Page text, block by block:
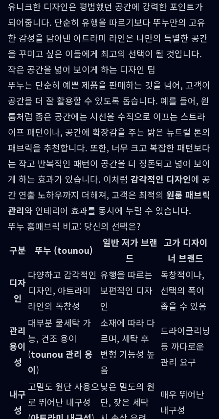
유니크한 디자인은 평범했던 공간에 강력한 포인트가
되어줍니다. 단순히 유행을 따르기보다 뚜누만의 고유
한 감성을 담아낸 아트라미 라인은 나만의 특별한 공간
을 꾸미고 싶은 이들에게 최고의 선택이 될 것입니다.
작은 공간을 넓어 보이게 하는 디자인 팁
뚜누는 단순히 예쁜 제품을 판매하는 것을 넘어, 고객이
공간을 더 잘 활용할 수 있도록 돕습니다. 예를 들어, 원
룸처럼 좁은 공간에는 시선을 수직으로 이끄는 스트라
이프 패턴이나, 공간에 확장감을 주는 밝은 뉴트럴 톤의
패브릭을 추천합니다. 또한, 너무 크고 복잡한 패턴보다
는 작고 반복적인 패턴이 공간을 더 정돈되고 넓어 보이
게 하는 효과가 있습니다. 이처럼 감각적인 디자인에 공
간 연출 노하우까지 더해져, 고객은 최적의 원룸 패브릭
관리와 인테리어 효과를 동시에 누릴 수 있습니다.
뚜누 홈패브릭 비교: 당신의 선택은?
구분
뚜누 (tounou)
일반 저가 브랜
드
고가 디자이
너 브랜드
디자
인
다양하고 감각적인
디자인, 아트라미
라인의 독창성
유행을 따르는
보편적인 디자
인
독창적이나,
선택의 폭이
좁을 수 있음
관리
용이
성
대부분 물세탁 가
능, 건조 용이
(tounou 관리 용
이)
소재에 따라 다
르며, 세탁 후
변형 가능성 높
음
드라이클리닝
등 까다로운
관리 요구
내구
성
고밀도 원단 사용으
로 뛰어난 내구성
낮은 밀도의 원
단, 잦은 세탁
매우 뛰어난
내구성